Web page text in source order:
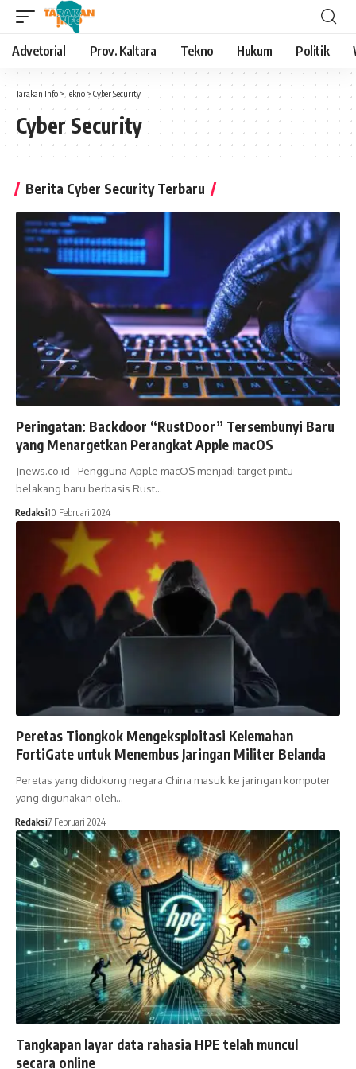
Advetorial Prov. Kaltara Tekno Hukum Politik
Tarakan Info >Tekno > Cyber Security
Cyber Security
Berita Cyber Security Terbaru
Peringatan: Backdoor “RustDoor” Tersembunyi Baru
yang Menargetkan Perangkat Apple macOS
Jnews.co.id - Pengguna Apple macOS menjadi target pintu
belakang baru berbasis Rust…
Redaksi10 Februari 2024
Peretas Tiongkok Mengeksploitasi Kelemahan
FortiGate untuk Menembus Jaringan Militer Belanda
Peretas yang didukung negara China masuk ke jaringan komputer
yang digunakan oleh…
Redaksi7 Februari 2024
Tangkapan layar data rahasia HPE telah muncul
secara online